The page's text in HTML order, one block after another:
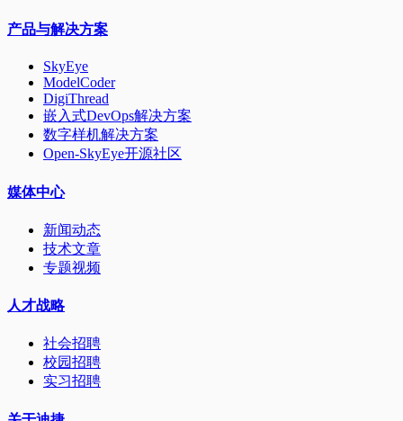
产品与解决方案
SkyEye
ModelCoder
DigiThread
嵌入式DevOps解决方案
数字样机解决方案
Open-SkyEye开源社区
媒体中心
新闻动态
技术文章
专题视频
人才战略
社会招聘
校园招聘
实习招聘